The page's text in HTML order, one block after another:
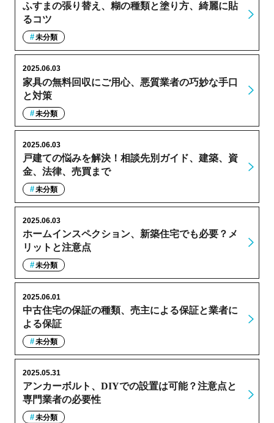
ふすまの張り替え、糊の種類と塗り方、綺麗に貼
るコツ
未分類
家具の無料回収にご用心、悪質業者の巧妙な手口
と対策
2025.06.03
未分類
戸建ての悩みを解決！相談先別ガイド、建築、資
金、法律、売買まで
2025.06.03
未分類
ホームインスペクション、新築住宅でも必要？メ
リットと注意点
2025.06.03
未分類
中古住宅の保証の種類、売主による保証と業者に
よる保証
2025.06.01
未分類
アンカーボルト、DIYでの設置は可能？注意点と
専門業者の必要性
2025.05.31
未分類